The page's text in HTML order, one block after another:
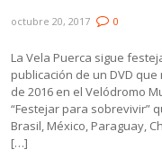
octubre 20, 2017 0
La Vela Puerca sigue
publicación de un DVD
de 2016 en el Velódromo
“Festejar para sobrevivir”
Brasil, México, Paraguay,
[…]